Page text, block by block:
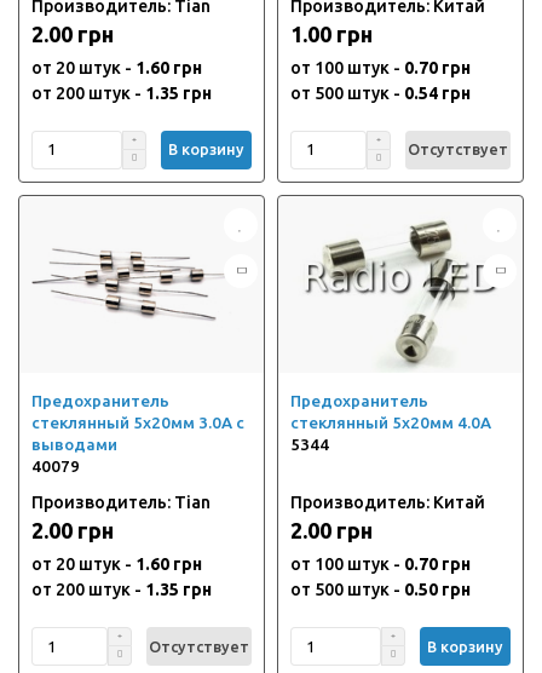
Производитель: Tian
2.00 грн
от 20 штук - 1.60 грн
от 200 штук - 1.35 грн
В корзину
Производитель: Китай
1.00 грн
от 100 штук - 0.70 грн
от 500 штук - 0.54 грн
Отсутствует
Предохранитель
стеклянный 5х20мм 3.0А с
выводами
40079
Производитель: Tian
2.00 грн
от 20 штук - 1.60 грн
от 200 штук - 1.35 грн
Отсутствует
Предохранитель
стеклянный 5х20мм 4.0А
5344
Производитель: Китай
2.00 грн
от 100 штук - 0.70 грн
от 500 штук - 0.50 грн
В корзину